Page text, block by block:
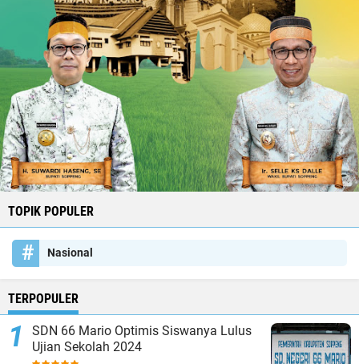
TOPIK POPULER
Nasional
TERPOPULER
SDN 66 Mario Optimis Siswanya Lulus
Ujian Sekolah 2024